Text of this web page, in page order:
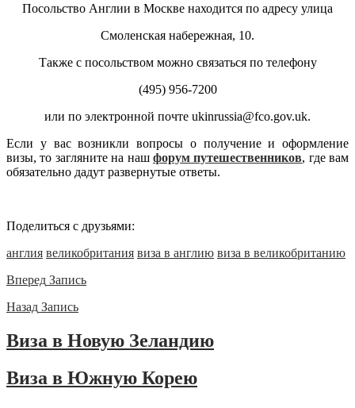
Посольство Англии в Москве находится по адресу улица
Смоленская набережная, 10.
Также с посольством можно связаться по телефону
(495) 956-7200
или по электронной почте ukinrussia@fco.gov.uk.
Если у вас возникли вопросы о получение и оформление
визы, то загляните на наш форум путешественников, где вам
обязательно дадут развернутые ответы.
Поделиться с друзьями:
англия великобритания виза в англию виза в великобританию
Вперед Запись
Назад Запись
Виза в Новую Зеландию
Виза в Южную Корею